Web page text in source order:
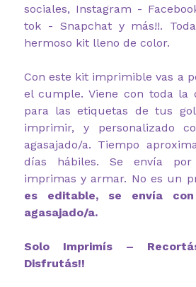
sociales, Instagram -
tok - Snapchat y más!!.
hermoso kit lleno de color.
Con este kit imprimible vas a
el cumple. Viene con toda la
para las etiquetas de tus
imprimir, y personalizado
agasajado/a. Tiempo
días hábiles. Se envía
imprimas y armar. No es un
es editable, se envía
agasajado/a.
Solo Imprimís –
Disfrutás!!